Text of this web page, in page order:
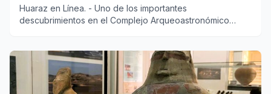
andina
Huaraz en Línea. - Uno de los importantes
descubrimientos en el Complejo Arqueoastronómico